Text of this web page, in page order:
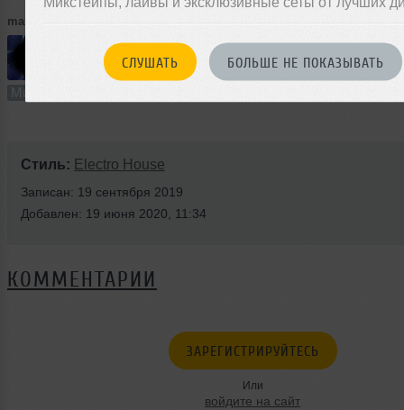
СЛУШАТЬ БОЛЬШЕ НЕ ПОКАЗЫВАТЬ
maximuskz
57:02 301 раз 33 134 MB, 320
Микс
Стиль: Electro House
Записан: 19 сентября 2019
Добавлен: 19 июня 2020, 11:34
КОММЕНТАРИИ
ЗАРЕГИСТРИРУЙТЕСЬ
Или
войдите на сайт